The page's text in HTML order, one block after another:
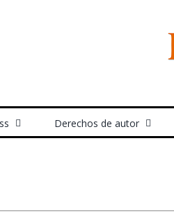
Derechos de autor